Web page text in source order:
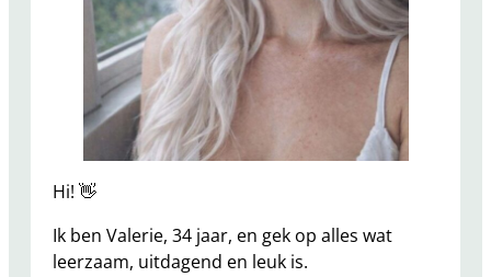
Hi! 👋
Ik ben Valerie, 34 jaar, en gek op alles wat
leerzaam, uitdagend en leuk is.